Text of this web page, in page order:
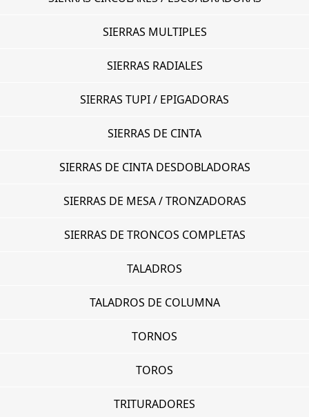
SIERRAS MULTIPLES
SIERRAS RADIALES
SIERRAS TUPI / EPIGADORAS
SIERRAS DE CINTA
SIERRAS DE CINTA DESDOBLADORAS
SIERRAS DE MESA / TRONZADORAS
SIERRAS DE TRONCOS COMPLETAS
TALADROS
TALADROS DE COLUMNA
TORNOS
TOROS
TRITURADORES